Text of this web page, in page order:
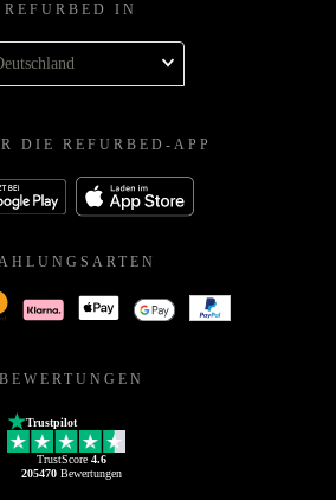
REFURBED IN
DIE REFURBED-APP
BEWERTUNGEN
Trustpilot
TrustScore 4.6
205470Bewertungen